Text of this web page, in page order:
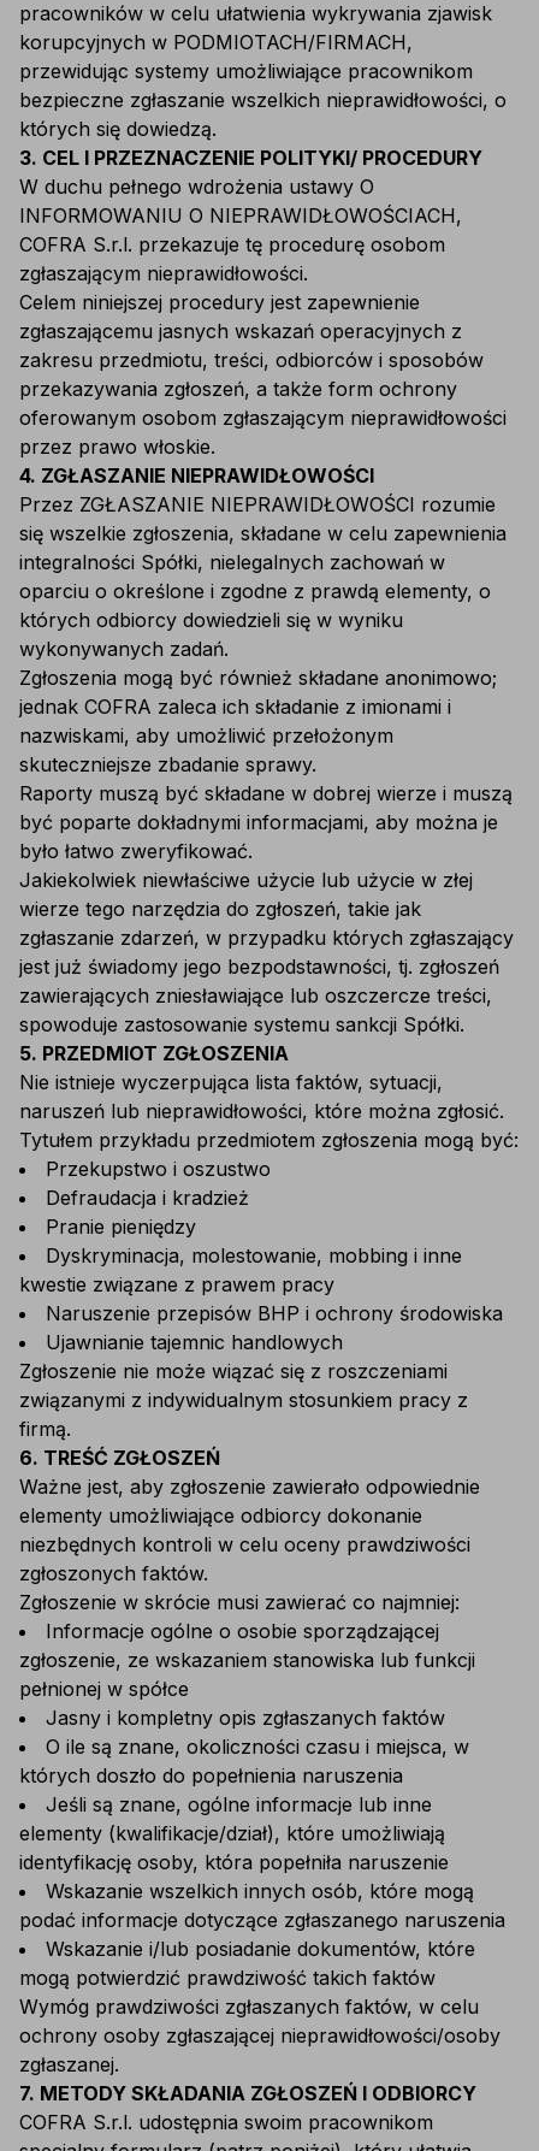
pracowników w celu ułatwienia wykrywania zjawisk
korupcyjnych w PODMIOTACH/FIRMACH,
przewidując systemy umożliwiające pracownikom
bezpieczne zgłaszanie wszelkich nieprawidłowości, o
których się dowiedzą.
3. CEL I PRZEZNACZENIE POLITYKI/ PROCEDURY
W duchu pełnego wdrożenia ustawy O
INFORMOWANIU O NIEPRAWIDŁOWOŚCIACH,
COFRA S.r.l. przekazuje tę procedurę osobom
zgłaszającym nieprawidłowości.
Celem niniejszej procedury jest zapewnienie
zgłaszającemu jasnych wskazań operacyjnych z
zakresu przedmiotu, treści, odbiorców i sposobów
przekazywania zgłoszeń, a także form ochrony
oferowanym osobom zgłaszającym nieprawidłowości
przez prawo włoskie.
4. ZGŁASZANIE NIEPRAWIDŁOWOŚCI
Przez ZGŁASZANIE NIEPRAWIDŁOWOŚCI rozumie
się wszelkie zgłoszenia, składane w celu zapewnienia
integralności Spółki, nielegalnych zachowań w
oparciu o określone i zgodne z prawdą elementy, o
których odbiorcy dowiedzieli się w wyniku
wykonywanych zadań.
Zgłoszenia mogą być również składane anonimowo;
jednak COFRA zaleca ich składanie z imionami i
nazwiskami, aby umożliwić przełożonym
skuteczniejsze zbadanie sprawy.
Raporty muszą być składane w dobrej wierze i muszą
być poparte dokładnymi informacjami, aby można je
było łatwo zweryfikować.
Jakiekolwiek niewłaściwe użycie lub użycie w złej
wierze tego narzędzia do zgłoszeń, takie jak
zgłaszanie zdarzeń, w przypadku których zgłaszający
jest już świadomy jego bezpodstawności, tj. zgłoszeń
zawierających zniesławiające lub oszczercze treści,
spowoduje zastosowanie systemu sankcji Spółki.
5. PRZEDMIOT ZGŁOSZENIA
Nie istnieje wyczerpująca lista faktów, sytuacji,
naruszeń lub nieprawidłowości, które można zgłosić.
Tytułem przykładu przedmiotem zgłoszenia mogą być:
Przekupstwo i oszustwo
Defraudacja i kradzież
Pranie pieniędzy
Dyskryminacja, molestowanie, mobbing i inne
kwestie związane z prawem pracy
Naruszenie przepisów BHP i ochrony środowiska
Ujawnianie tajemnic handlowych
Zgłoszenie nie może wiązać się z roszczeniami
związanymi z indywidualnym stosunkiem pracy z
firmą.
6. TREŚĆ ZGŁOSZEŃ
Ważne jest, aby zgłoszenie zawierało odpowiednie
elementy umożliwiające odbiorcy dokonanie
niezbędnych kontroli w celu oceny prawdziwości
zgłoszonych faktów.
Zgłoszenie w skrócie musi zawierać co najmniej:
Informacje ogólne o osobie sporządzającej
zgłoszenie, ze wskazaniem stanowiska lub funkcji
pełnionej w spółce
Jasny i kompletny opis zgłaszanych faktów
O ile są znane, okoliczności czasu i miejsca, w
których doszło do popełnienia naruszenia
Jeśli są znane, ogólne informacje lub inne
elementy (kwalifikacje/dział), które umożliwiają
identyfikację osoby, która popełniła naruszenie
Wskazanie wszelkich innych osób, które mogą
podać informacje dotyczące zgłaszanego naruszenia
Wskazanie i/lub posiadanie dokumentów, które
mogą potwierdzić prawdziwość takich faktów
Wymóg prawdziwości zgłaszanych faktów, w celu
ochrony osoby zgłaszającej nieprawidłowości/osoby
zgłaszanej.
7. METODY SKŁADANIA ZGŁOSZEŃ I ODBIORCY
COFRA S.r.l. udostępnia swoim pracownikom